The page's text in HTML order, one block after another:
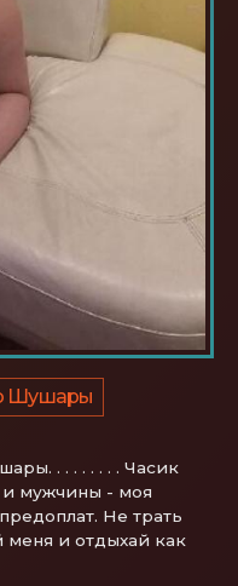
Шушары
. . . . . . . . Часик
и мужчины - моя
Не трать
меня и отдыхай как